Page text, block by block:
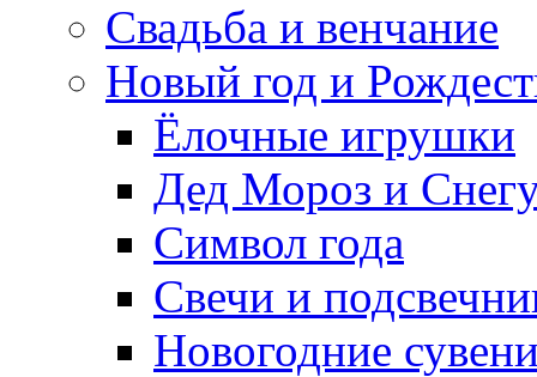
Свадьба и венчание
Новый год и
Ёлочные игрушки
Дед Мороз и
Символ года
Свечи и
Новогодние